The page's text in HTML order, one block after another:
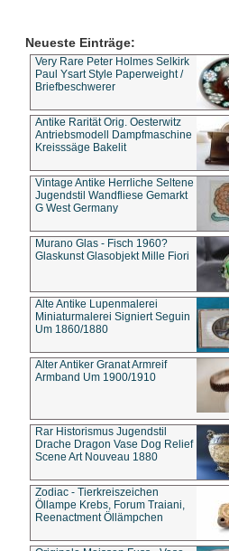
Neueste Einträge:
Very Rare Peter Holmes Selkirk
Paul Ysart Style Paperweight /
Briefbeschwerer
Antike Rarität Orig. Oesterwitz
Antriebsmodell Dampfmaschine
Kreisssäge Bakelit
Vintage Antike Herrliche Seltene
Jugendstil Wandfliese Gemarkt
G West Germany
Murano Glas - Fisch 1960?
Glaskunst Glasobjekt Mille Fiori
Alte Antike Lupenmalerei
Miniaturmalerei Signiert Seguin
Um 1860/1880
Alter Antiker Granat Armreif
Armband Um 1900/1910
Rar Historismus Jugendstil
Drache Dragon Vase Dog Relief
Scene Art Nouveau 1880
Zodiac - Tierkreiszeichen
Öllampe Krebs, Forum Traiani,
Reenactment Öllämpchen